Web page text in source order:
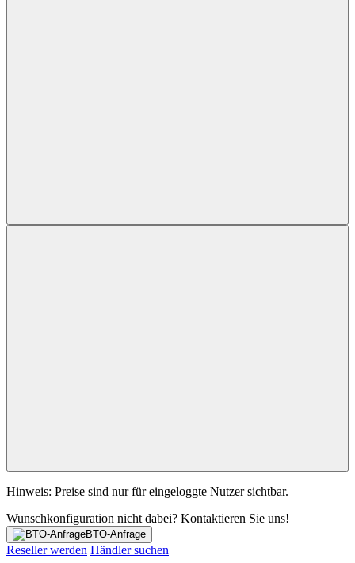
Hinweis: Preise sind nur für eingeloggte Nutzer sichtbar.
Wunschkonfiguration nicht dabei? Kontaktieren Sie uns!
BTO-Anfrage
Reseller werden Händler suchen